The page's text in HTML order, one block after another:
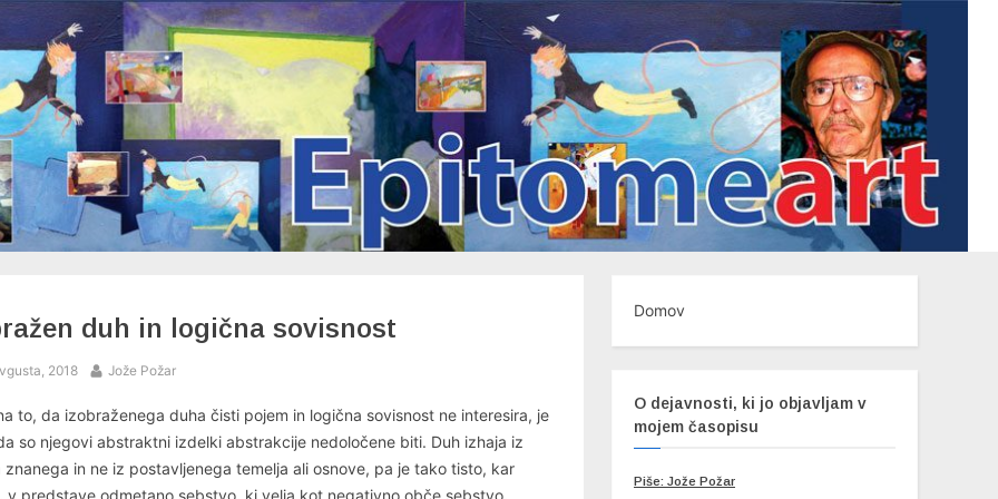
duh in logična sovisnost
2018 By
Jože Požar
to, da izobraženega duha čisti pojem in logična sovisnost ne interesira, je
so njegovi abstraktni izdelki abstrakcije nedoločene biti. Duh izhaja iz
znanega in ne iz postavljenega temelja ali osnove, pa je tako tisto, kar
v predstave odmetano sebstvo, ki velja kot negativno obče sebstvo.
Domov
O dejavnosti, ki jo objavljam v
mojem časopisu
Piše: Jože Požar